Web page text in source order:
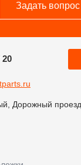
Задать вопрос
20
Дорожный